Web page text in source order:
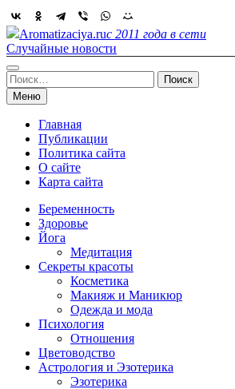
Skip
to
content
Aromatizaciya.ruс 2011 года в сети
Случайные новости
Найти:
Меню
Главная
Публикации
Политика сайта
О сайте
Карта сайта
Беременность
Здоровье
Йога
Медитация
Секреты красоты
Косметика
Макияж и Маникюр
Одежда и мода
Психология
Отношения
Цветоводство
Астрология и Эзотерика
Эзотерика